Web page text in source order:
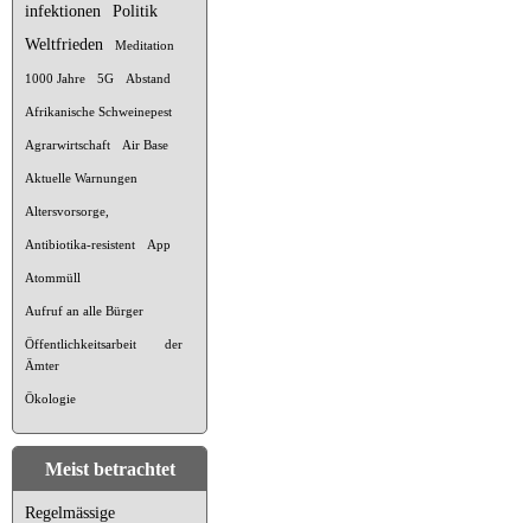
infektionen
Politik
Weltfrieden
Meditation
1000 Jahre 5G Abstand
Afrikanische Schweinepest
Agrarwirtschaft Air Base
Aktuelle Warnungen
Altersvorsorge,
Antibiotika-resistent App
Atommüll
Aufruf an alle Bürger
Öffentlichkeitsarbeit der
Ämter
Ökologie
Meist betrachtet
Regelmässige